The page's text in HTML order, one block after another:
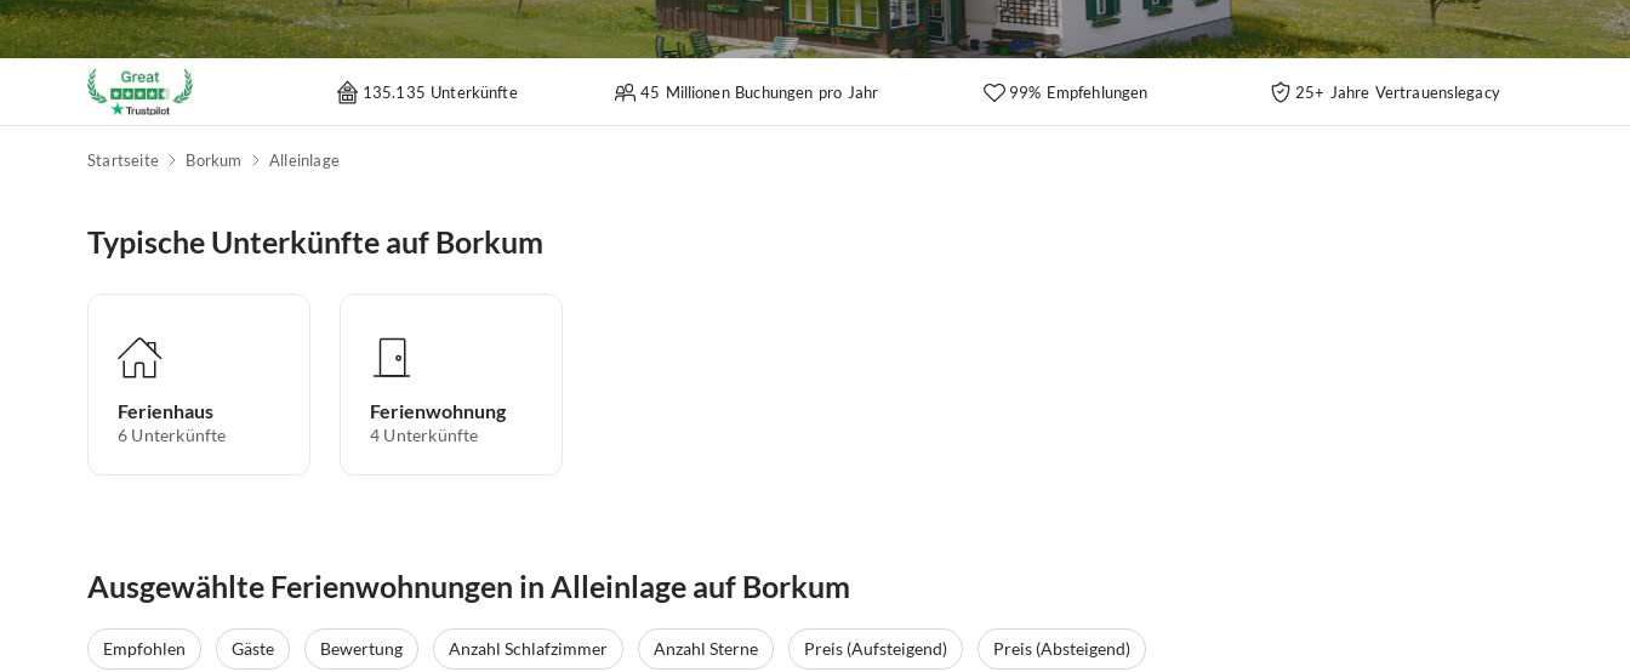
135.135 Unterkünfte 45 Millionen Buchungen pro Jahr 99% Empfehlungen 25+ Jahre Vertrauenslegacy
Startseite Borkum Alleinlage
Typische Unterkünfte auf Borkum
Ferienhaus
6 Unterkünfte
Ferienwohnung
4 Unterkünfte
Ausgewählte Ferienwohnungen in Alleinlage auf Borkum
Empfohlen Gäste Bewertung Anzahl Schlafzimmer Anzahl Sterne Preis (Aufsteigend)
Preis (Absteigend)